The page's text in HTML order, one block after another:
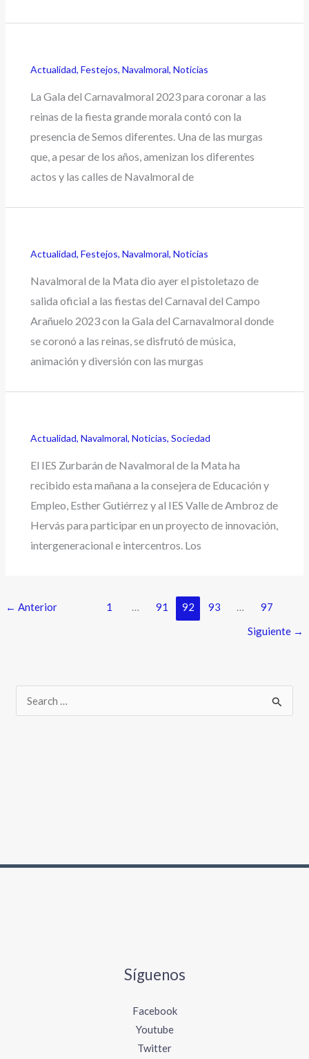
Actualidad,Festejos,Navalmoral,Noticias
La Gala del Carnavalmoral 2023 para coronar a las
reinas de la fiesta grande morala contó con la
presencia de Semos diferentes. Una de las murgas
que, a pesar de los años, amenizan los diferentes
actos y las calles de Navalmoral de
Actualidad,Festejos,Navalmoral,Noticias
Navalmoral de la Mata dio ayer el pistoletazo de
salida oficial a las fiestas del Carnaval del Campo
Arañuelo 2023 con la Gala del Carnavalmoral donde
se coronó a las reinas, se disfrutó de música,
animación y diversión con las murgas
Actualidad,Navalmoral,Noticias,Sociedad
El IES Zurbarán de Navalmoral de la Mata ha
recibido esta mañana a la consejera de Educación y
Empleo, Esther Gutiérrez y al IES Valle de Ambroz de
Hervás para participar en un proyecto de innovación,
intergeneracional e intercentros. Los
← Anterior 1 91 92 93
97
Siguiente →
Síguenos
Facebook
Youtube
Twitter